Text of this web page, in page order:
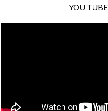
YOU TUBE